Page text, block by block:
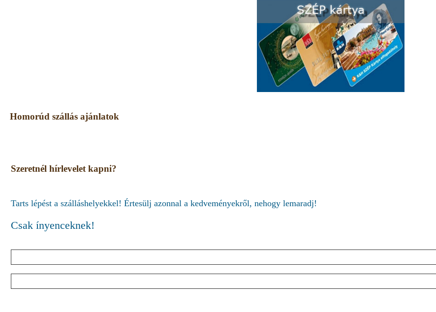
Homorúd szállás ajánlatok
Szeretnél hírlevelet kapni?
Tarts lépést a szálláshelyekkel! Értesülj azonnal a kedveményekről, nehogy lemaradj!
Csak ínyenceknek!